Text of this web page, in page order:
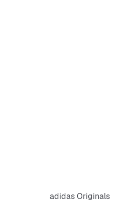
adidas Originals